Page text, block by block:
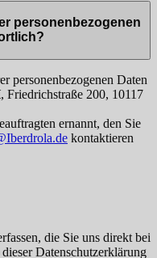
personenbezogenen
personenbezogenen Daten
, Friedrichstraße 200, 10117
ernannt, den Sie
kontaktieren
die Sie uns direkt bei
Datenschutzerklärung